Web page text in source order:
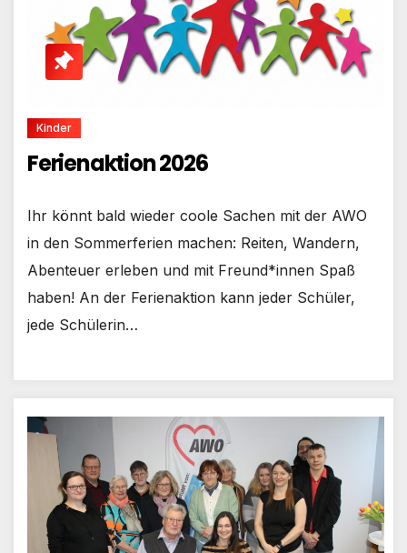
Kinder
Ferienaktion 2026
Ihr könnt bald wieder coole Sachen mit der AWO
in den Sommerferien machen: Reiten, Wandern,
Abenteuer erleben und mit Freund*innen Spaß
haben! An der Ferienaktion kann jeder Schüler,
jede Schülerin…